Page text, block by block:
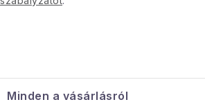
á
Minden a vásárlásról